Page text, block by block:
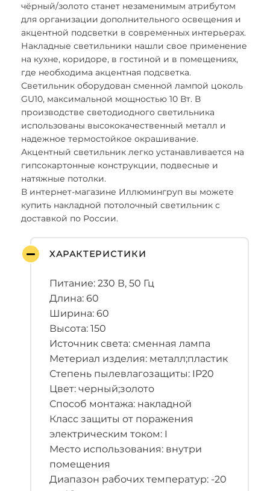
чёрный/золото станет незаменимым атрибутом
для организации дополнительного освещения и
акцентной подсветки в современных интерьерах.
Накладные светильники нашли свое применение
на кухне, коридоре, в гостиной и в помещениях,
где необходима акцентная подсветка.
Светильник оборудован сменной лампой цоколь
GU10, максимальной мощностью 10 Вт. В
производстве светодиодного светильника
использованы высококачественный металл и
надежное термостойкое окрашивание.
Акцентный светильник легко устанавливается на
гипсокартонные конструкции, подвесные и
натяжные потолки.
В интернет-магазине Иллюмингруп вы можете
купить накладной потолочный светильник с
доставкой по России.
ХАРАКТЕРИСТИКИ
Питание: 230 В, 50 Гц
Длина: 60
Ширина: 60
Высота: 150
Источник света: сменная лампа
Метериал изделия: металл;пластик
Степень пылевлагозащиты: IP20
Цвет: черный;золото
Способ монтажа: накладной
Класс защиты от поражения
электрическим током: I
Место использования: внутри
помещения
Диапазон рабочих температур: -20